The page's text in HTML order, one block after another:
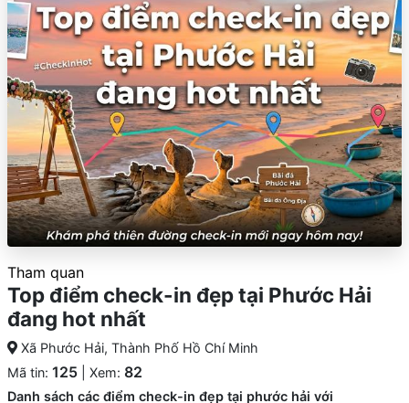
Tham quan
Top điểm check-in đẹp tại Phước Hải
đang hot nhất
Xã Phước Hải, Thành Phố Hồ Chí Minh
Mã tin: 125 | Xem: 82
Danh sách các điểm check-in đẹp tại phước hải với